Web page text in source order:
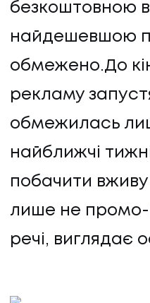
безкоштовною
найдешевшою
обмежено.До
рекламу
обмежилась
найближчі
побачити
лише не промо-
речі, виглядає